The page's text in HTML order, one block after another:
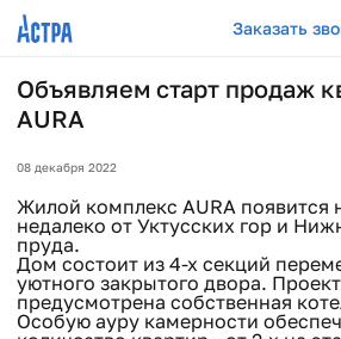
Заказать
Объявляем старт продаж
AURA
08 декабря 2022
Жилой комплекс AURA появится
недалеко от Уктусских гор и
пруда.
Дом состоит из 4-х секций
уютного закрытого двора.
предусмотрена собственная
Особую ауру камерности